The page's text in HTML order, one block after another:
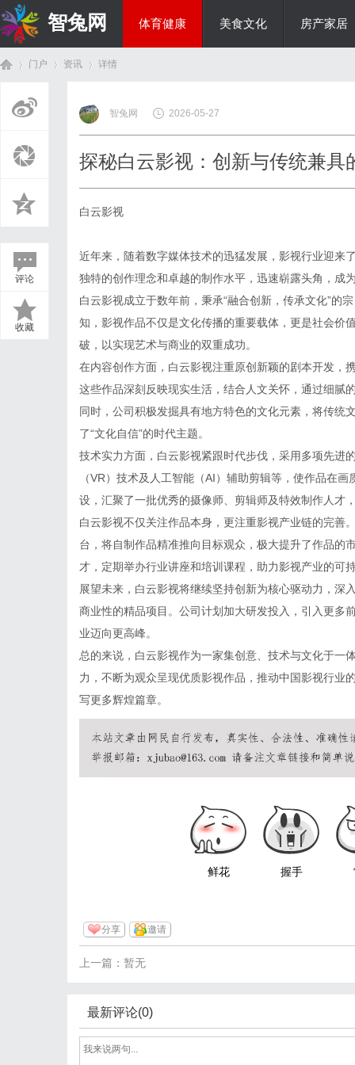
智兔网 体育健康 美食文化 房产家居
门户 资讯
›
详情
评论
收藏
智兔网 2026-05-27
探秘白云影视：创新与传统兼具
白云影视
近年来，随着数字媒体技术的迅猛发展，影视行业迎来
独特的创作理念和卓越的制作水平，迅速崭露头角，成
白云影视成立于数年前，秉承“融合创新，传承文化”的
知，影视作品不仅是文化传播的重要载体，更是社会价
破，以实现艺术与商业的双重成功。
在内容创作方面，白云影视注重原创新颖的剧本开发，
这些作品深刻反映现实生活，结合人文关怀，通过细腻
同时，公司积极发掘具有地方特色的文化元素，将传统
了“文化自信”的时代主题。
技术实力方面，白云影视紧跟时代步伐，采用多项先进
（VR）技术及人工智能（AI）辅助剪辑等，使作品在
设，汇聚了一批优秀的摄像师、剪辑师及特效制作人才
白云影视不仅关注作品本身，更注重影视产业链的完善
台，将自制作品精准推向目标观众，极大提升了作品的
才，定期举办行业讲座和培训课程，助力影视产业的可
展望未来，白云影视将继续坚持创新为核心驱动力，深
商业性的精品项目。公司计划加大研发投入，引入更多
业迈向更高峰。
总的来说，白云影视作为一家集创意、技术与文化于一
力，不断为观众呈现优质影视作品，推动中国影视行业
写更多辉煌篇章。
鲜花 握手
分享 邀请
上一篇：暂无
最新评论(0)